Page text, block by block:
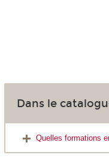
Dans le
Quelles formations